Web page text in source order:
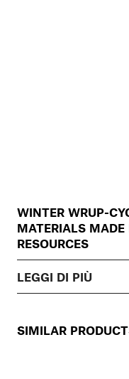
WINTER WRUP-
MATERIALS
RESOURCES
LEGGI DI PIÙ
SIMILAR